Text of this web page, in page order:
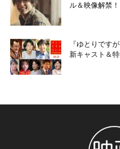
ル＆映像解禁！
『ゆとりです
新キャスト＆